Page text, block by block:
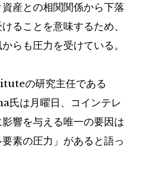
産との相関関係から下落
ることを意味するため、
らも圧力を受けている。
の研究主任である
は月曜日、コインテレ
響を与える唯一の要因は
素の圧力」があると語っ